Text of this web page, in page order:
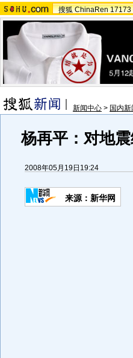
搜狐 ChinaRen 17173
新闻中心 > 国内新
杨再平：对地
2008年05月19日19:24
来源：新华网